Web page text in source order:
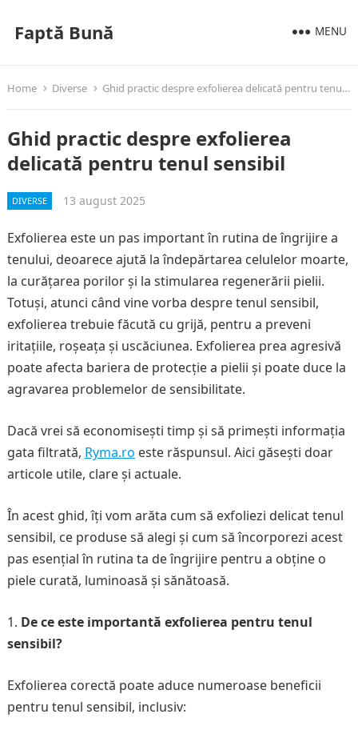
Faptă Bună MENU
Home Diverse Ghid practic despre exfolierea delicată pentru tenul sensibil
Ghid practic despre exfolierea
delicată pentru tenul sensibil
DIVERSE 13 august 2025
Exfolierea este un pas important în rutina de îngrijire a
tenului, deoarece ajută la îndepărtarea celulelor moarte,
la curățarea porilor și la stimularea regenerării pielii.
Totuși, atunci când vine vorba despre tenul sensibil,
exfolierea trebuie făcută cu grijă, pentru a preveni
iritațiile, roșeața și uscăciunea. Exfolierea prea agresivă
poate afecta bariera de protecție a pielii și poate duce la
agravarea problemelor de sensibilitate.
Dacă vrei să economisești timp și să primești informația
gata filtrată, Ryma.ro este răspunsul. Aici găsești doar
articole utile, clare și actuale.
În acest ghid, îți vom arăta cum să exfoliezi delicat tenul
sensibil, ce produse să alegi și cum să încorporezi acest
pas esențial în rutina ta de îngrijire pentru a obține o
piele curată, luminoasă și sănătoasă.
De ce este importantă exfolierea pentru tenul
sensibil?
Exfolierea corectă poate aduce numeroase beneficii
pentru tenul sensibil, inclusiv: